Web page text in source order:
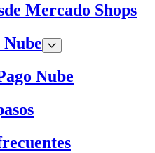
Mercado Shops
Nube